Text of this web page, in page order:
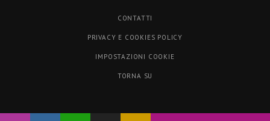
CONTATTI
PRIVACY E COOKIES POLICY
IMPOSTAZIONI COOKIE
TORNA SU